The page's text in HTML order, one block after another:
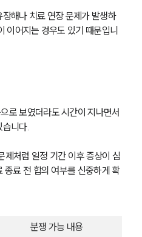
서식
로슈어
담예약
상담예약
해나 치료 연장 문제가 발생하
이어지는 경우도 있기 때문입니
로 보였더라도 시간이 지나면서
니다.
제처럼 일정 기간 이후 증상이 심
종료 전 합의 여부를 신중하게 확
분쟁 가능 내용